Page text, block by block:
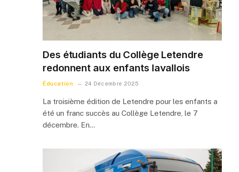
Des étudiants du Collège Letendre
redonnent aux enfants lavallois
Éducation 24 Décembre 2025
La troisième édition de Letendre pour les enfants a
été un franc succès au Collège Letendre, le 7
décembre. En…